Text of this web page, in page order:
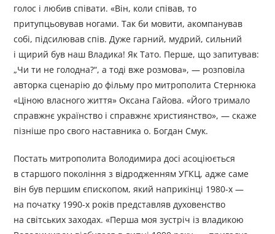
голос і любив співати. «Він, коли співав, то
притупцьовував ногами. Так би мовити, акомпанував
собі, підсилював спів. Дуже гарний, мудрий, сильний
і щирий був наш Владика! Як Тато. Перше, що запитував:
„Чи ти не голодна?“, а тоді вже розмова», — розповіла
авторка сценарію до фільму про митрополита Стернюка
«Ціною власного життя» Оксана Гайова. «Його тримало
справжнє українство і справжнє християнство», — скаже
пізніше про свого наставника о. Богдан Смук.
Постать митрополита Володимира досі асоціюється
в старшого покоління з відродженням УГКЦ, адже саме
він був першим єпископом, який наприкінці 1980-х —
на початку 1990-х років представляв духовенство
на світських заходах. «Перша моя зустріч із владикою